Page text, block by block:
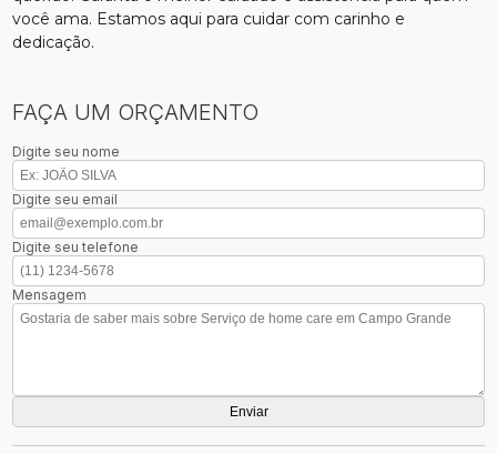
você ama. Estamos aqui para cuidar com carinho e
dedicação.
FAÇA UM ORÇAMENTO
Digite seu nome
Digite seu email
Digite seu telefone
Mensagem